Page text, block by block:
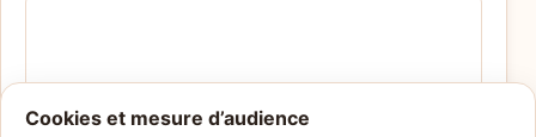
Cookies et mesure d’audience